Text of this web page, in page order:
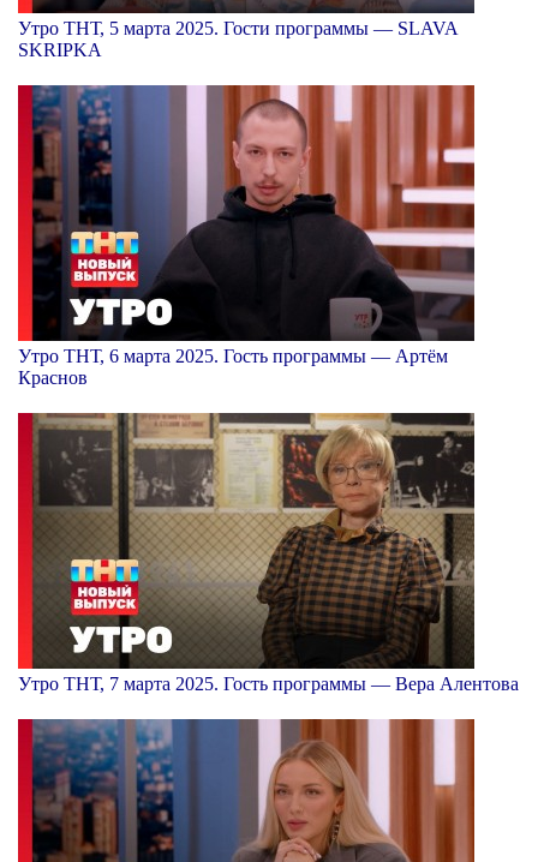
Утро ТНТ, 5 марта 2025. Гости программы — SLAVA
SKRIPKA
Утро ТНТ, 6 марта 2025. Гость программы — Артём
Краснов
Утро ТНТ, 7 марта 2025. Гость программы — Вера Алентова